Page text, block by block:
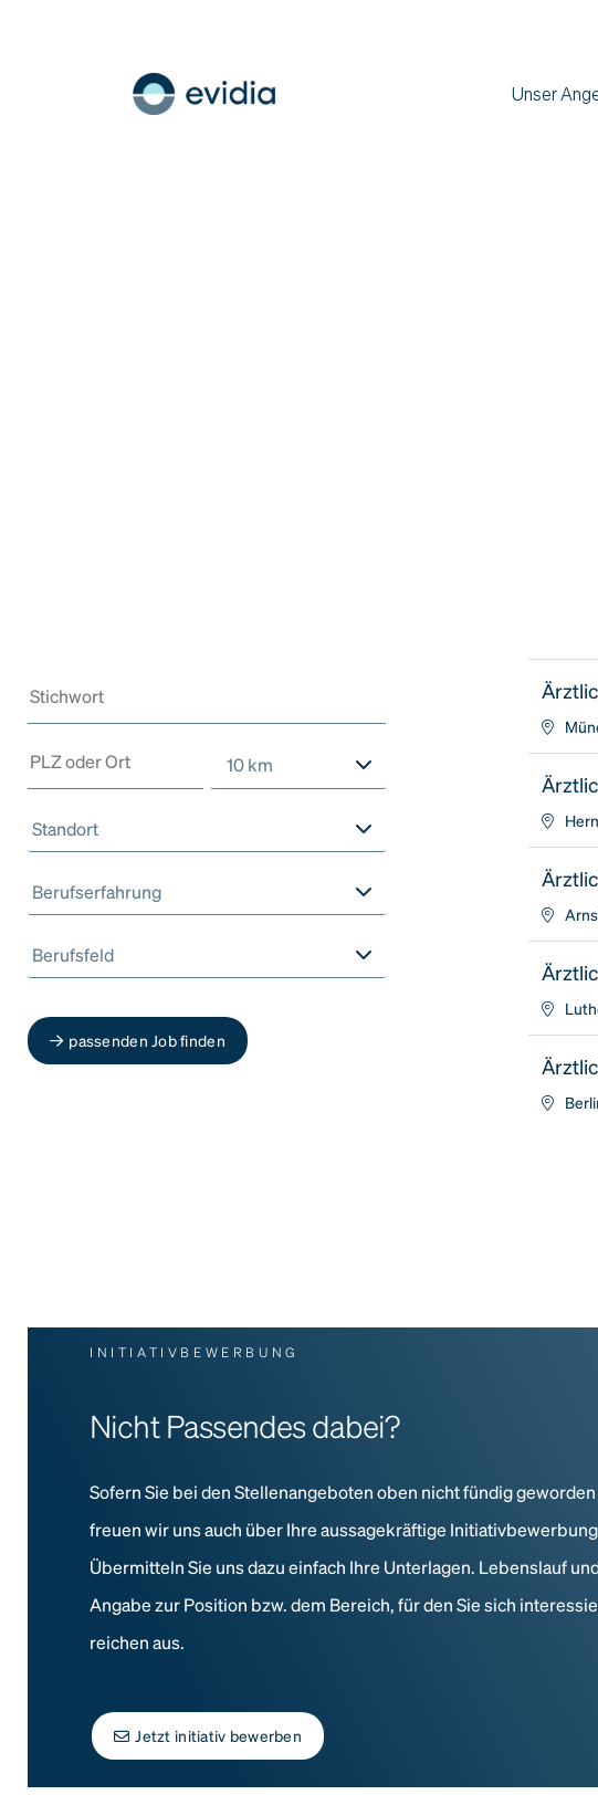
Unser
10 km
Standort
Berufserfahrung
Berufsfeld
passenden Job finden
INITIATIVBEWERBUNG
Nicht Passendes dabei?
Sofern Sie bei den Stellenangeboten oben nicht fündig
freuen wir uns auch über Ihre aussagekräftige
Übermitteln Sie uns dazu einfach Ihre Unterlagen. Lebenslauf
Angabe zur Position bzw. dem Bereich, für den Sie sich
reichen aus.
Jetzt initiativ bewerben